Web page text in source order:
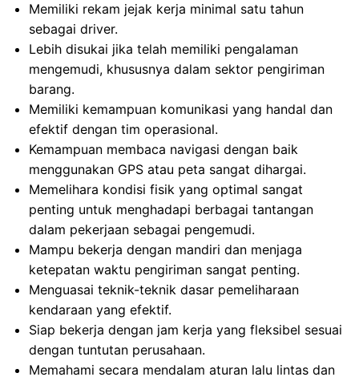
Memiliki rekam jejak kerja minimal satu tahun
sebagai driver.
Lebih disukai jika telah memiliki pengalaman
mengemudi, khususnya dalam sektor pengiriman
barang.
Memiliki kemampuan komunikasi yang handal dan
efektif dengan tim operasional.
Kemampuan membaca navigasi dengan baik
menggunakan GPS atau peta sangat dihargai.
Memelihara kondisi fisik yang optimal sangat
penting untuk menghadapi berbagai tantangan
dalam pekerjaan sebagai pengemudi.
Mampu bekerja dengan mandiri dan menjaga
ketepatan waktu pengiriman sangat penting.
Menguasai teknik-teknik dasar pemeliharaan
kendaraan yang efektif.
Siap bekerja dengan jam kerja yang fleksibel sesuai
dengan tuntutan perusahaan.
Memahami secara mendalam aturan lalu lintas dan